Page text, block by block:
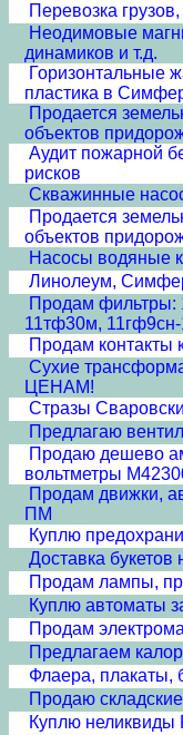
Перевозка
Неодимовые
динамиков и т.д.
Горизонтальные
пластика в
Продается
объектов
Аудит пожарной
рисков
Скважинные
Продается
объектов
Насосы водяные
Линолеум,
Продам фильтры:
11тф30м, 11гф9сн-
Продам контакты
Сухие
ЦЕНАМ!
Стразы Сваровски
Предлагаю
Продаю дешево
вольтметры
Продам движки,
ПМ
Куплю
Доставка букетов
Продам лампы,
Куплю автоматы
Продам
Предлагаем
Флаера, плакаты,
Продаю
Куплю неликвиды